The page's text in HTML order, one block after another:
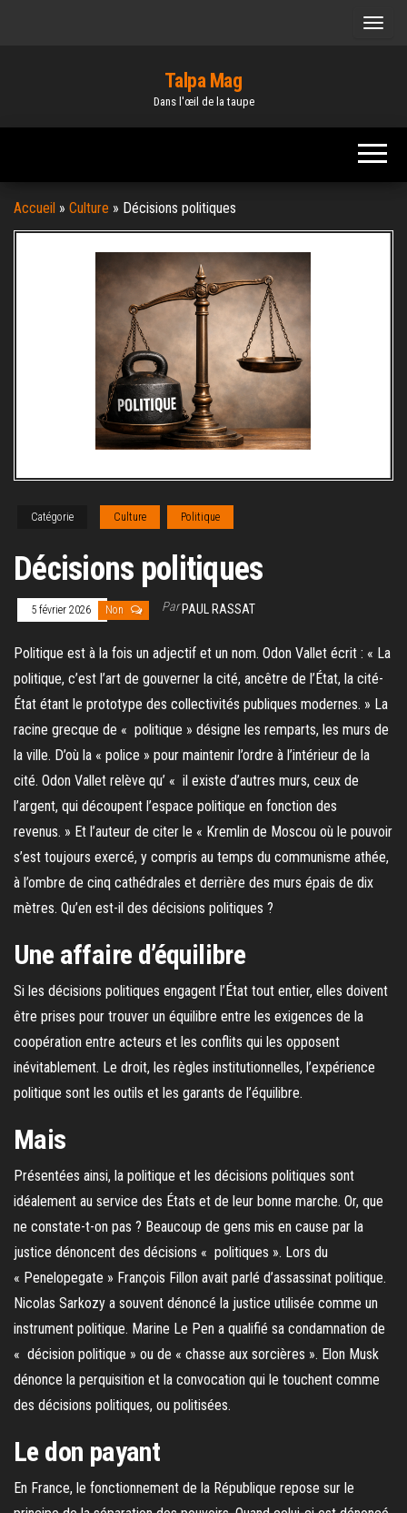
Talpa Mag
Dans l'œil de la taupe
Accueil » Culture » Décisions politiques
Catégorie Culture Politique
Décisions politiques
5 février 2026 Non ParPAUL RASSAT
Politique est à la fois un adjectif et un nom. Odon Vallet écrit : « La
politique, c’est l’art de gouverner la cité, ancêtre de l’État, la cité-
État étant le prototype des collectivités publiques modernes. » La
racine grecque de « politique » désigne les remparts, les murs de
la ville. D’où la « police » pour maintenir l’ordre à l’intérieur de la
cité. Odon Vallet relève qu’ « il existe d’autres murs, ceux de
l’argent, qui découpent l’espace politique en fonction des
revenus. » Et l’auteur de citer le « Kremlin de Moscou où le pouvoir
s’est toujours exercé, y compris au temps du communisme athée,
à l’ombre de cinq cathédrales et derrière des murs épais de dix
mètres. Qu’en est-il des décisions politiques ?
Une affaire d’équilibre
Si les décisions politiques engagent l’État tout entier, elles doivent
être prises pour trouver un équilibre entre les exigences de la
coopération entre acteurs et les conflits qui les opposent
inévitablement. Le droit, les règles institutionnelles, l’expérience
politique sont les outils et les garants de l’équilibre.
Mais
Présentées ainsi, la politique et les décisions politiques sont
idéalement au service des États et de leur bonne marche. Or, que
ne constate-t-on pas ? Beaucoup de gens mis en cause par la
justice dénoncent des décisions « politiques ». Lors du
« Penelopegate » François Fillon avait parlé d’assassinat politique.
Nicolas Sarkozy a souvent dénoncé la justice utilisée comme un
instrument politique. Marine Le Pen a qualifié sa condamnation de
« décision politique » ou de « chasse aux sorcières ». Elon Musk
dénonce la perquisition et la convocation qui le touchent comme
des décisions politiques, ou politisées.
Le don payant
En France, le fonctionnement de la République repose sur le